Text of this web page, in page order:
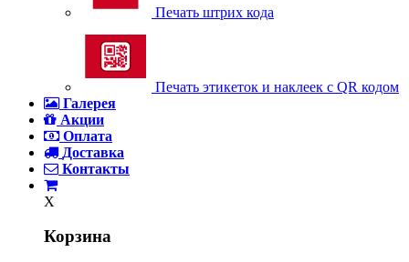
Печать штрих кода
Печать этикеток и наклеек с QR кодом
Галерея
Акции
Оплата
Доставка
Контакты
X
Корзина